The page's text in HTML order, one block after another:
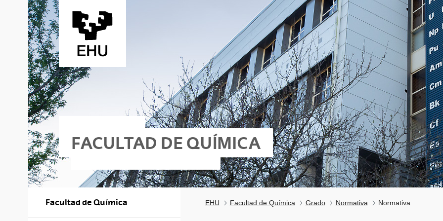
Saltar al contenido principal
FACULTAD DE QUÍMICA
Facultad de Química EHU Facultad de Química Grado Normativa Normativa